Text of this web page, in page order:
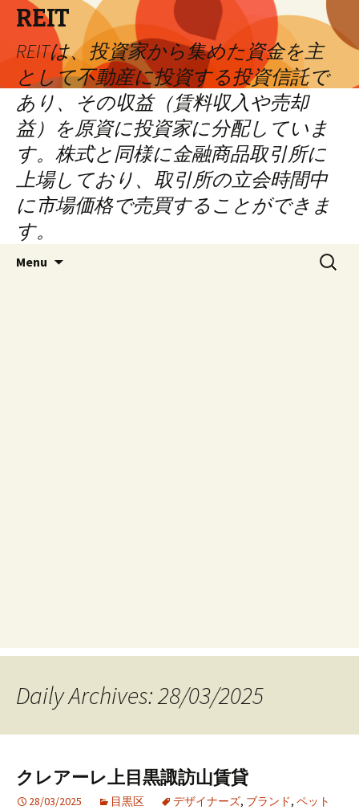
REIT
REITは、投資家から集めた資金を主
として不動産に投資する投資信託で
あり、その収益（賃料収入や売却
益）を原資に投資家に分配していま
す。株式と同様に金融商品取引所に
上場しており、取引所の立会時間中
に市場価格で売買することができま
す。
Menu
Search
for:
Daily Archives: 28/03/2025
クレアーレ上目黒諏訪山賃貸
28/03/2025 目黒区 デザイナーズ, ブランド, ペット